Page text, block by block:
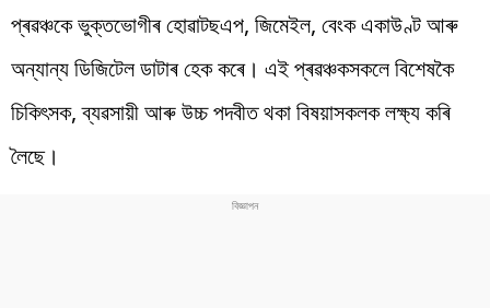
প্ৰৱঞ্চকে ভুক্তভোগীৰ হোৱাটছএপ, জিমেইল, বেংক একাউণ্ট আৰু
অন্যান্য ডিজিটেল ডাটাৰ হেক কৰে। এই প্ৰৱঞ্চকসকলে বিশেষকৈ
চিকিৎসক, ব্যৱসায়ী আৰু উচ্চ পদবীত থকা বিষয়াসকলক লক্ষ্য কৰি
লৈছে।